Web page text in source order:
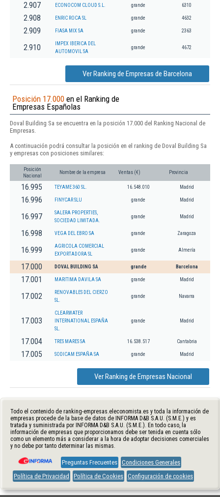
2.907 ECONOCOM CLOUD S.L. grande 6310
2.908 ENRIC ROCA SL grande 4632
2.909 FIASA MIX SA grande 2363
2.910
IMPEX IBERICA DEL
AUTOMOVIL SA
grande 4672
Ver Ranking de Empresas de Barcelona
Posición 17.000 en el Ranking de
Empresas Españolas
Doval Building Sa se encuentra en la posición 17.000 del Ranking Nacional de
Empresas.
A continuación podrá consultar la posición en el ranking de Doval Building Sa
y empresas con posiciones similares:
Posición
Nacional
Nombre de la empresa Ventas (€) Provincia
16.995 TEYAME 360 SL. 16.548.010 Madrid
16.996 FINYCAR SLU grande Madrid
16.997
SALERA PROPERTIES,
SOCIEDAD LIMITADA.
grande Madrid
16.998 VEGA DEL EBRO SA grande Zaragoza
16.999
AGRICOLA COMERCIAL
EXPORTADORA SL
grande Almería
17.000 DOVAL BUILDING SA grande Barcelona
17.001 MARITIMA DAVILA SA grande Madrid
17.002
RENOVABLES DEL CIERZO
SL.
grande Navarra
17.003
CLEARWATER
INTERNATIONAL ESPAÑA
SL.
grande Madrid
17.004 TRES MARES SA 16.538.517 Cantabria
17.005 SODICAM ESPAÑA SA grande Madrid
Ver Ranking de Empresas Nacional
Todo el contenido de ranking-empresas.eleconomista.es y toda la información de
empresas procede de la base de datos de INFORMA D&B S.A.U. (S.M.E.) y es
tratada y suministrada por INFORMA D&B S.A.U. (S.M.E.). En todo caso, la
información de empresas que proporcionamos debe ser tenida en cuenta sólo
como un elemento más a considerar a la hora de adoptar decisiones comerciales
y no debe por tanto determinar las mismas.
Preguntas Frecuentes Condiciones Generales
Política de Privacidad
Política de Cookies Configuración de cookies